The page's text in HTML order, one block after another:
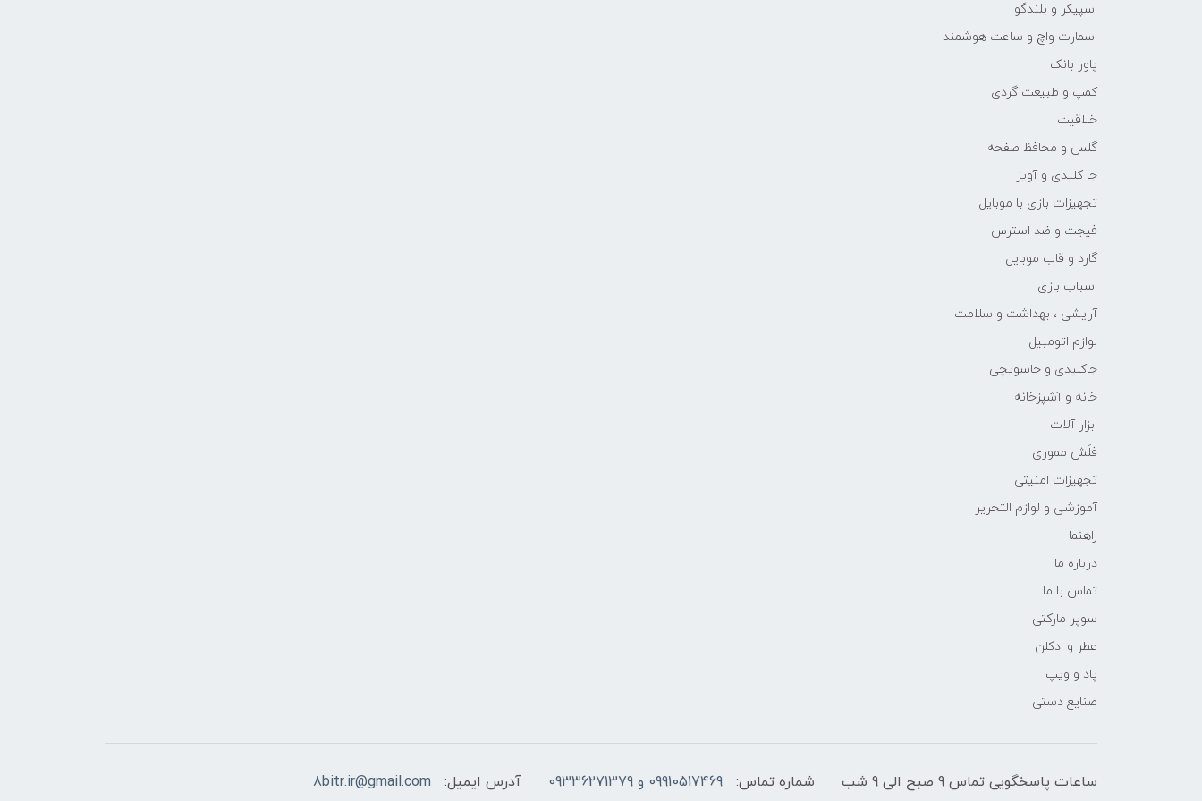
اسپیکر و بلندگو
اسمارت واچ و ساعت هوشمند
پاور بانک
کمپ و طبیعت گردی
خلاقیت
گلس و محافظ صفحه
جا کلیدی و آویز
تجهیزات بازی با موبایل
فیجت و ضد استرس
گارد و قاب موبایل
اسباب بازی
آرایشی ، بهداشت و سلامت
لوازم اتومبیل
جاکلیدی و جاسویچی
خانه و آشپزخانه
ابزار آلات
فلَش مموری
تجهیزات امنیتی
آموزشی و لوازم التحریر
راهنما
درباره ما
تماس با ما
سوپر مارکتی
عطر و ادکلن
پاد و ویپ
صنایع دستی
ساعات پاسخگویی تماس 9 صبح الی 9 شب شماره تماس: 09910517469 و 09336271379 آدرس ایمیل: 8bitr.ir@gmail.com